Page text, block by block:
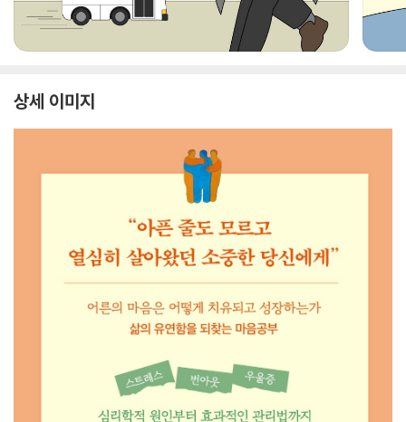
상세 이미지